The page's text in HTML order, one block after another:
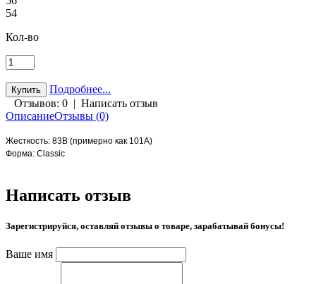
54
Кол-во
Подробнее...
Отзывов: 0 | Написать отзыв
ОписаниеОтзывы (0)
Жесткость: 83B (примерно как 101А)
Форма: Classic
Написать отзыв
Зарегистрируйся, оставляй отзывы о товаре, зарабатывай бонусы!
Ваше имя